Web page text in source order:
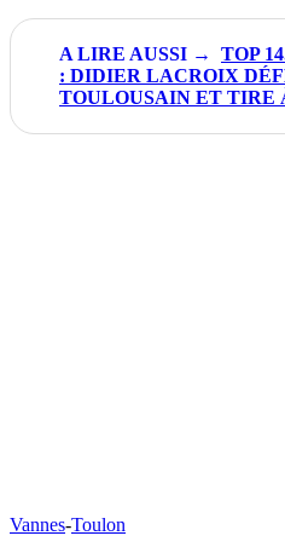
TOP
: DIDIER LACROIX
TOULOUSAIN ET TIRE
Vannes-Toulon